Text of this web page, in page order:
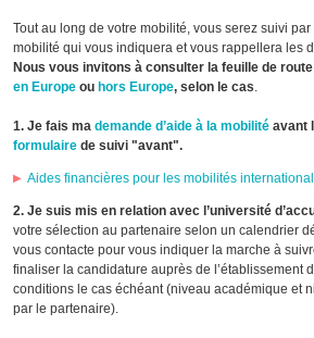
Tout au long de votre mobilité, vous serez suivi
mobilité qui vous indiquera et vous rappellera les
Nous vous invitons à consulter la feuille de
en Europe ou hors Europe, selon le cas.
1. Je fais ma demande d’aide à la mobilité avant
formulaire de suivi "avant".
Aides financières pour les mobilités
2. Je suis mis en relation avec l’université
votre sélection au partenaire selon un calendrier
vous contacte pour vous indiquer la marche à
finaliser la candidature auprès de l’établissement
conditions le cas échéant (niveau académique et
par le partenaire).